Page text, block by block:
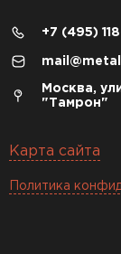
+7 (495)
Москва,
"Тамрон"
Карта сайта
Политика